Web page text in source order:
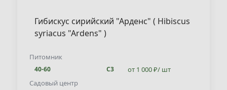
Гибискус сирийский "Арденс" ( Hibiscus
syriacus "Ardens" )
Питомник
40-60 С3
от 1 000 ₽/ шт
Садовый центр